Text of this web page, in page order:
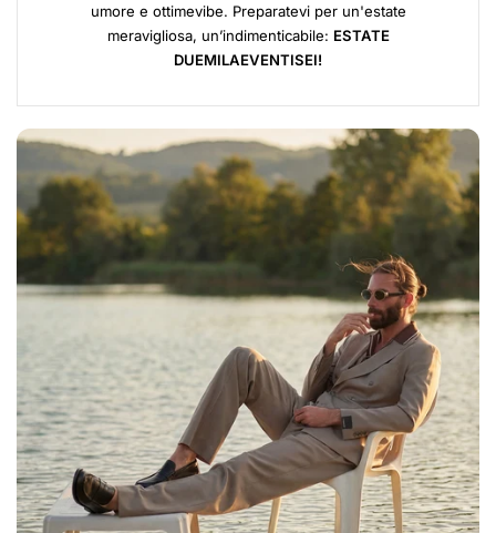
umore e ottimevibe. Preparatevi per un'estate
meravigliosa, un’indimenticabile: ESTATE
DUEMILAEVENTISEI!